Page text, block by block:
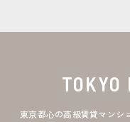
東京都心の高級賃貸マンシ